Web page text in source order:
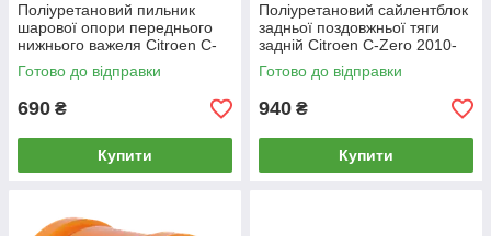
Поліуретановий пильник
шарової опори переднього
нижнього важеля Citroen C-
Zero 2010-
Готово до відправки
690 ₴
Купити
Поліуретановий сайлентблок
задньої поздовжньої тяги
задній Citroen C-Zero 2010-
Готово до відправки
940 ₴
Купити